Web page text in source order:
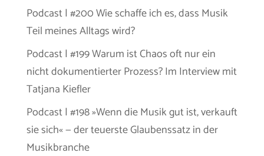
Podcast | #200 Wie schaffe ich es, dass Musik
Teil meines Alltags wird?
Podcast | #199 Warum ist Chaos oft nur ein
nicht dokumentierter Prozess? Im Interview mit
Tatjana Kiefler
Podcast | #198 »Wenn die Musik gut ist, verkauft
sie sich« — der teuerste Glaubenssatz in der
Musikbranche